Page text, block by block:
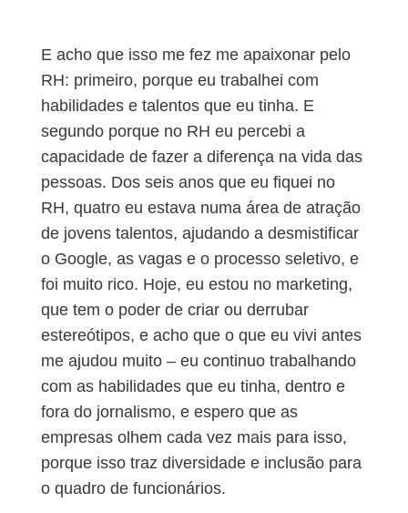
E acho que isso me fez me apaixonar pelo
RH: primeiro, porque eu trabalhei com
habilidades e talentos que eu tinha. E
segundo porque no RH eu percebi a
capacidade de fazer a diferença na vida das
pessoas. Dos seis anos que eu fiquei no
RH, quatro eu estava numa área de atração
de jovens talentos, ajudando a desmistificar
o Google, as vagas e o processo seletivo, e
foi muito rico. Hoje, eu estou no marketing,
que tem o poder de criar ou derrubar
estereótipos, e acho que o que eu vivi antes
me ajudou muito – eu continuo trabalhando
com as habilidades que eu tinha, dentro e
fora do jornalismo, e espero que as
empresas olhem cada vez mais para isso,
porque isso traz diversidade e inclusão para
o quadro de funcionários.